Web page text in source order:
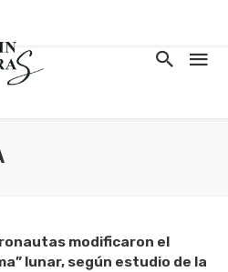
modificaron el
lunar, según estudio de la